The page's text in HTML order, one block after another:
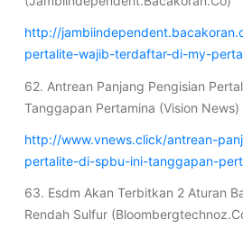
http://
pertalite-wajib-terdaftar-di-my-
62. Antrean Panjang Pengisian
Tanggapan Pertamina (Vision News)
http://www.vnews.click/antrean-
pertalite-di-spbu-ini-tanggapan-
63. Esdm Akan Terbitkan 2 Aturan
Rendah Sulfur